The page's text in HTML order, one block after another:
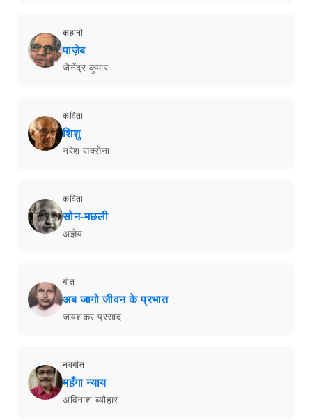
कहानी
पाज़ेब
जैनेंद्र कुमार
कविता
शिशु
नरेश सक्सेना
कविता
सोन-मछली
अज्ञेय
गीत
अब जागो जीवन के प्रभात
जयशंकर प्रसाद
नवगीत
महँगा न्याय
अविनाश ब्यौहार